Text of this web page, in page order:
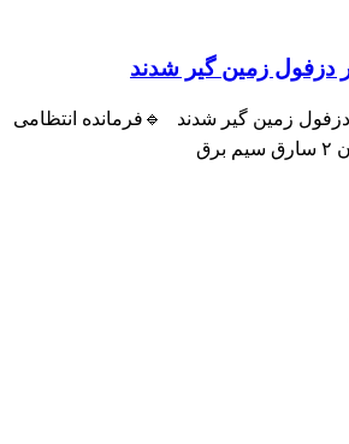
زمین گیر شدند
گیر شدند 🔹فرمانده انتظامی